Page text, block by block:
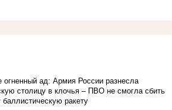
огненный ад: Армия России разнесла
столицу в клочья – ПВО не смогла сбить
баллистическую ракету